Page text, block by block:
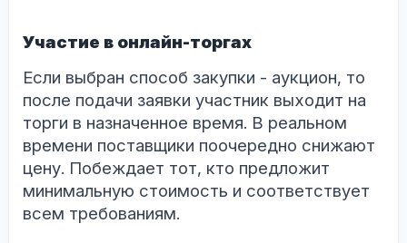
Участие в онлайн-торгах
Если выбран способ закупки - аукцион, то
после подачи заявки участник выходит на
торги в назначенное время. В реальном
времени поставщики поочередно снижают
цену. Побеждает тот, кто предложит
минимальную стоимость и соответствует
всем требованиям.